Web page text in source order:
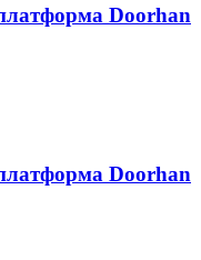
Doorhan
Doorhan